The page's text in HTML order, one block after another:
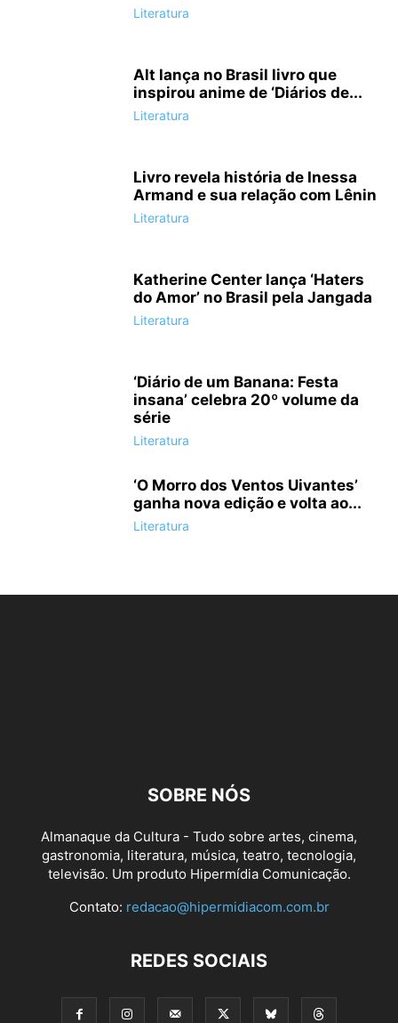
Literatura
Alt lança no Brasil livro que
inspirou anime de ‘Diários de...
Literatura
Livro revela história de Inessa
Armand e sua relação com Lênin
Literatura
Katherine Center lança ‘Haters
do Amor’ no Brasil pela Jangada
Literatura
‘Diário de um Banana: Festa
insana’ celebra 20º volume da
série
Literatura
‘O Morro dos Ventos Uivantes’
ganha nova edição e volta ao...
Literatura
SOBRE NÓS
Almanaque da Cultura - Tudo sobre artes, cinema,
gastronomia, literatura, música, teatro, tecnologia,
televisão. Um produto Hipermídia Comunicação.
Contato: redacao@hipermidiacom.com.br
REDES SOCIAIS